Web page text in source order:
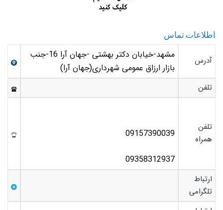
اطلاعات تماس
آدرس
مشهد-خیابان دکتر بهشتی -جهان آرا 16-جنب
بازار ارزاق عمومی شهرداری(جهان آرا)
تلفن
تلفن
همراه
09157390039
09358312937
ارتباط
تلگرامی